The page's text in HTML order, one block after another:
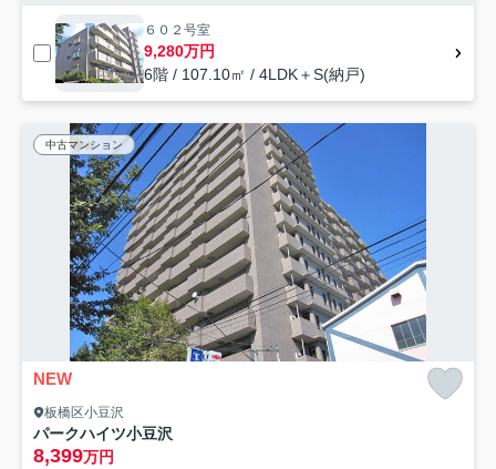
６０２号室
9,280万円
6階 / 107.10㎡ / 4LDK＋S(納戸)
中古マンション
NEW
板橋区小豆沢
パークハイツ小豆沢
8,399万円